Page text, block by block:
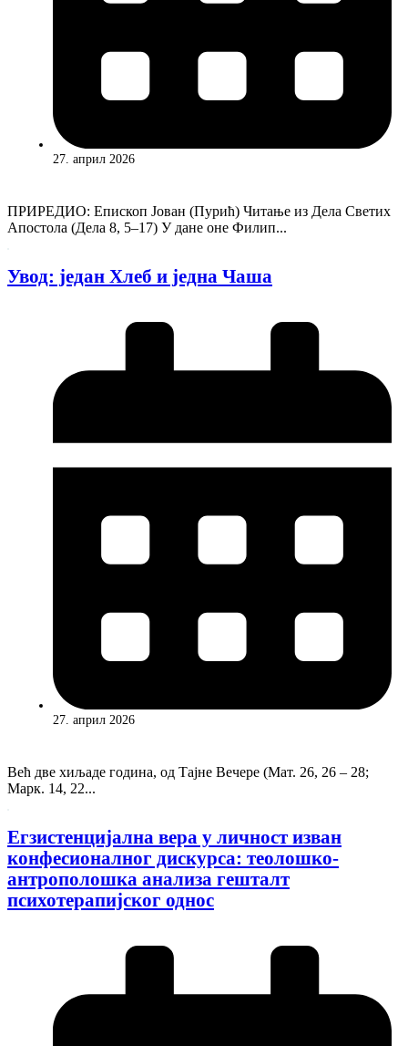
27. април 2026
ПРИРЕДИО: Епископ Јован (Пурић) Читање из Дела Светих
Апостола (Дела 8, 5–17) У дане оне Филип...
Увод: један Хлеб и једна Чаша
27. април 2026
Већ две хиљаде година, од Тајне Вечере (Мат. 26, 26 – 28;
Марк. 14, 22...
Егзистенцијална вера у личност изван
конфесионалног дискурса: теолошко-
антрополошка анализа гешталт
психотерапијског однос